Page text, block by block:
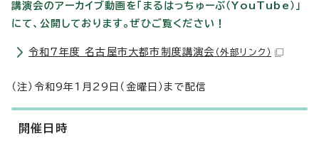
講演会のアーカイブ動画を「まるはっちゅーぶ（YouTube）」
にて、公開しております。ぜひご覧ください！
令和7年度 名古屋市大都市制度講演会 （外部リンク）
（注）令和9年1月29日（金曜日）まで配信
開催日時